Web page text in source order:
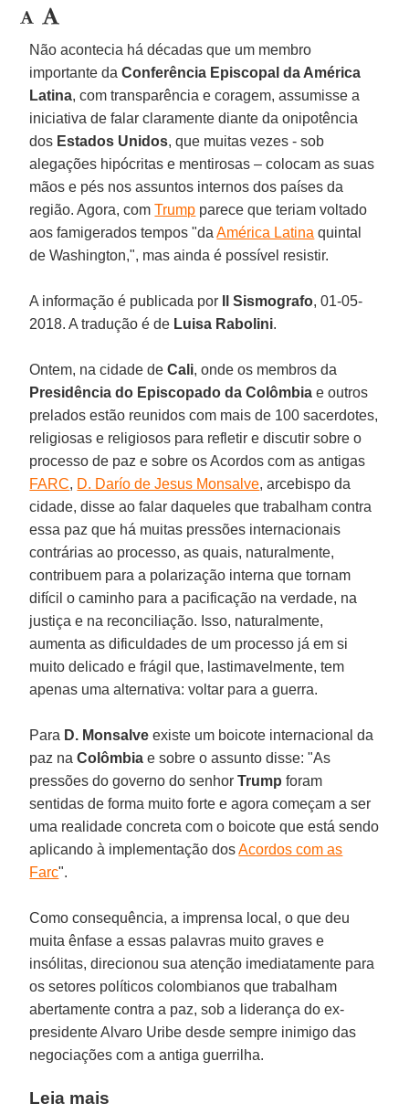
Não acontecia há décadas que um membro
importante daConferência Episcopal da América
Latina, com transparência e coragem, assumisse a
iniciativa de falar claramente diante da onipotência
dos Estados Unidos, que muitas vezes - sob
alegações hipócritas e mentirosas – colocam as suas
mãos e pés nos assuntos internos dos países da
região. Agora, comTrump parece que teriam voltado
aos famigerados tempos "daAmérica Latina quintal
de Washington,", mas ainda é possível resistir.
A informação é publicada por Il Sismografo, 01-05-
2018. A tradução é de Luisa Rabolini.
Ontem, na cidade deCali, onde os membros da
Presidência do Episcopado da Colômbia e outros
prelados estão reunidos com mais de 100 sacerdotes,
religiosas e religiosos para refletir e discutir sobre o
processo de paz e sobre os Acordos com as antigas
FARC, D. Darío de Jesus Monsalve, arcebispo da
cidade, disse ao falar daqueles que trabalham contra
essa paz que há muitas pressões internacionais
contrárias ao processo, as quais, naturalmente,
contribuem para a polarização interna que tornam
difícil o caminho para a pacificação na verdade, na
justiça e na reconciliação. Isso, naturalmente,
aumenta as dificuldades de um processo já em si
muito delicado e frágil que, lastimavelmente, tem
apenas uma alternativa: voltar para a guerra.
Para D. Monsalve existe um boicote internacional da
paz naColômbia e sobre o assunto disse: "As
pressões do governo do senhorTrump foram
sentidas de forma muito forte e agora começam a ser
uma realidade concreta com o boicote que está sendo
aplicando à implementação dosAcordos com as
Farc".
Como consequência, a imprensa local, o que deu
muita ênfase a essas palavras muito graves e
insólitas, direcionou sua atenção imediatamente para
os setores políticos colombianos que trabalham
abertamente contra a paz, sob a liderança do ex-
presidente Alvaro Uribe desde sempre inimigo das
negociações com a antiga guerrilha.
Leia mais